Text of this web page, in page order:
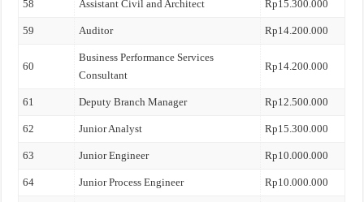
58 Assistant Civil and Architect Rp15.300.000
59 Auditor Rp14.200.000
60
Business Performance Services
Consultant
Rp14.200.000
61 Deputy Branch Manager Rp12.500.000
62 Junior Analyst Rp15.300.000
63 Junior Engineer Rp10.000.000
64 Junior Process Engineer Rp10.000.000